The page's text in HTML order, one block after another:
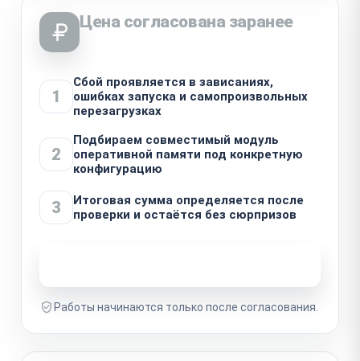
Цена согласована заранее
1
Сбой проявляется в зависаниях,
ошибках запуска и самопроизвольных
перезагрузках
2
Подбираем совместимый модуль
оперативной памяти под конкретную
конфигурацию
3
Итоговая сумма определяется после
проверки и остаётся без сюрпризов
Работы начинаются только после согласования.